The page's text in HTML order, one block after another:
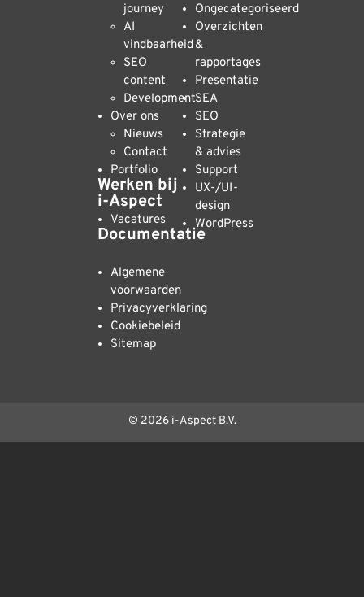
journey
AI
vindbaarheid
SEO
content
Development
Over ons
Nieuws
Contact
Portfolio
Werken bij
i-Aspect
Vacatures
Documentatie
Algemene
voorwaarden
Privacyverklaring
Cookiebeleid
Sitemap
Ongecategoriseerd
Overzichten
&
rapportages
Presentatie
SEA
SEO
Strategie
& advies
Support
UX-/UI-
design
WordPress
© 2026 i-Aspect B.V.